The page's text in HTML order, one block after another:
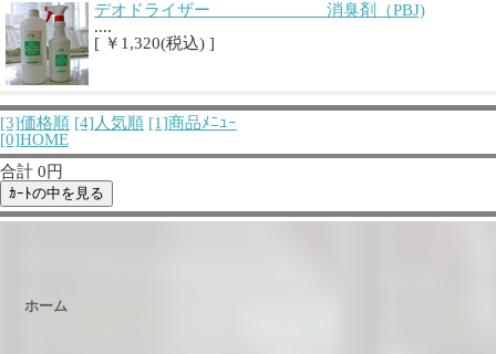
デオドライザー 消臭剤（PBJ)
....
[ ￥1,320(税込) ]
[3]価格順 [4]人気順 [1]商品ﾒﾆｭｰ
[0]HOME
合計 0円
ホーム